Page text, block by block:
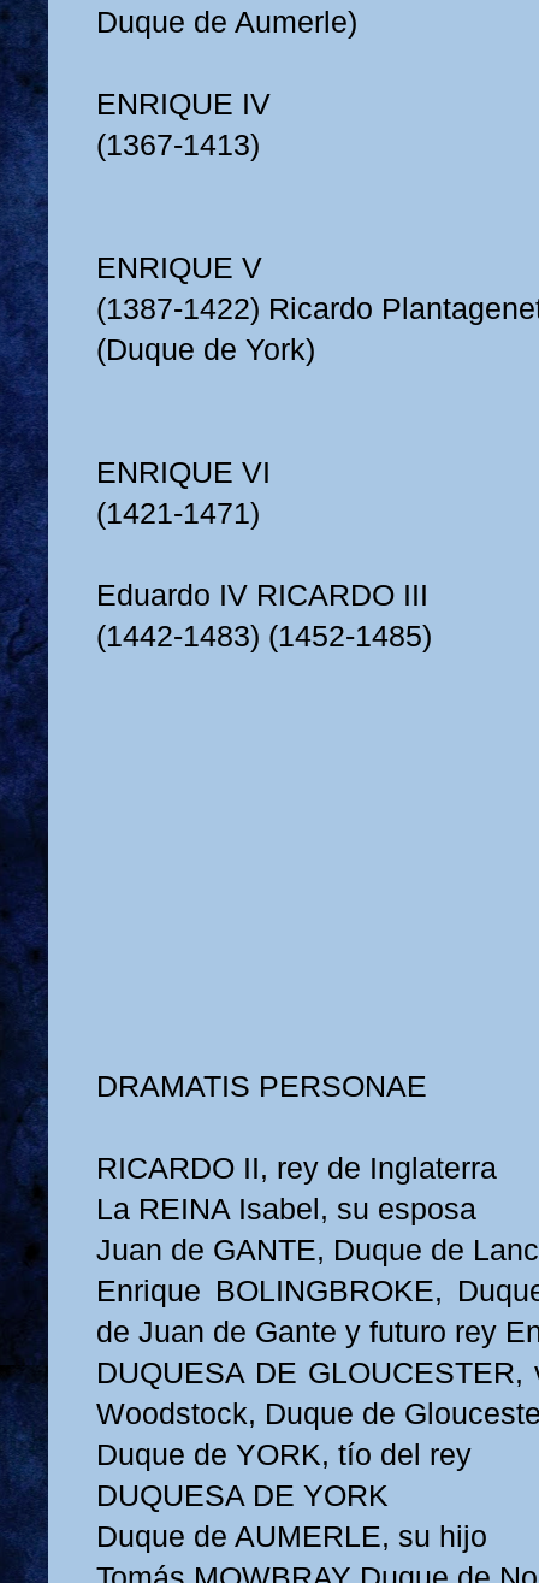
Duque de Aumerle)
ENRIQUE IV
(1367-1413)
ENRIQUE V
(1387-1422) Ricardo
(Duque de York)
ENRIQUE VI
(1421-1471)
Eduardo IV RICARDO III
(1442-1483) (1452-1485)
DRAMATIS PERSONAE
RICARDO II, rey de Inglaterra
La REINA Isabel, su esposa
Juan de GANTE, Duque de
Enrique BOLINGBROKE,
de Juan de Gante y futuro rey
DUQUESA DE
Woodstock, Duque de
Duque de YORK, tío del rey
DUQUESA DE YORK
Duque de AUMERLE, su hijo